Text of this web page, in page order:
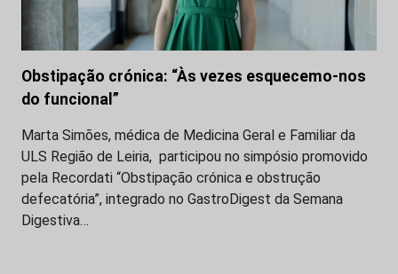
Obstipação crónica: “Às vezes esquecemo-nos
do funcional”
Marta Simões, médica de Medicina Geral e Familiar da
ULS Região de Leiria, participou no simpósio promovido
pela Recordati “Obstipação crónica e obstrução
defecatória”, integrado no GastroDigest da Semana
Digestiva…